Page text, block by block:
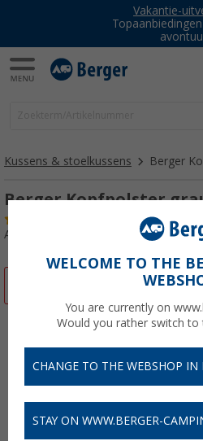
Vakantie-
Kussens & stoelkussens Berger
Berger Kopfpolster
Artikelnr: 730090
WELCOME TO THE
You are currently on
Would you rather switch to
CHANGE TO THE WEBSHOP IN
STAY ON WWW.BERGER-